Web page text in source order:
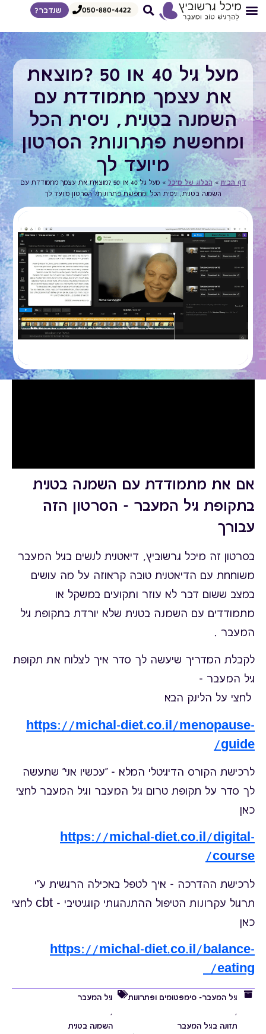
050-880-4422 שנדבר?
מעל גיל 40 או 50 ?מוצאת
את עצמך מתמודדת עם
השמנה בטנית, ניסית הכל
ומחפשת פתרונות? הסרטון
מיועד לך
דף הבית »הבלוג של מיכל »
מעל גיל 40 או 50 ?מוצאת את עצמך מתמודדת עם
השמנה בטנית, ניסית הכל ומחפשת פתרונות? הסרטון מיועד לך
אם את מתמודדת עם השמנה בטנית
בתקופת גיל המעבר - הסרטון הזה
עבורך
בסרטון זה מיכל גרשוביץ, דיאטנית לנשים בגיל המעבר
משוחחת עם הדיאטנית טובה קראוזה על מה עושים
במצב ששום דבר לא עוזר ותקועים במשקל או
מתמודדים עם השמנה בטנית שלא יורדת בתקופת גיל
המעבר .
לקבלת המדריך שיעשה לך סדר איך לצלוח את תקופת
גיל המעבר -
לחצי על הלינק הבא
https://michal-diet.co.il/menopause-
guide/
לרכישת הקורס הדיגיטלי המלא - "עכשיו אני" שתעשה
לך סדר על תקופת טרום גיל המעבר וגיל המעבר לחצי
כאן
https://michal-diet.co.il/digital-
course/
לרכישת ההדרכה - איך לטפל באכילה הרגשית ע"י
תרגול עקרונות הטיפול ההתנהגותי קוגניטיבי - cbt לחצי
כאן
https://michal-diet.co.il/balance-
eating/
גיל המעבר- סימפטומים ופתרונות
,
תזונה בגיל המעבר
גיל המעבר
,
השמנה בטנית